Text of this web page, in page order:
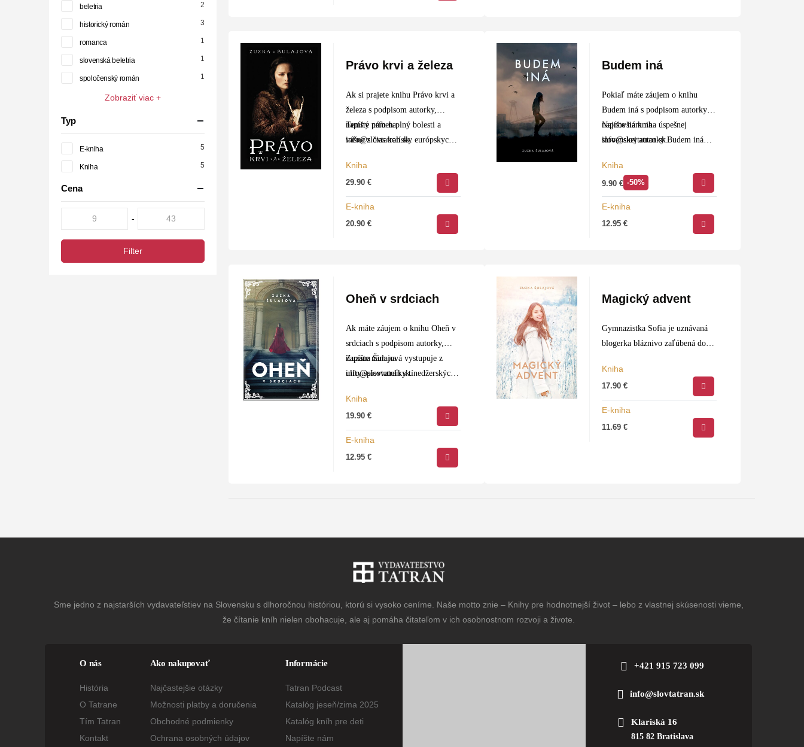
Právo krvi a železa
Ak si prajete knihu Právo krvi a
železa s podpisom autorky,
napíšte nám na
info@slovtatran.sk.
Temný príbeh plný bolesti a
vášne z čias kolísky európskych
…
Kniha
29.90€
E-kniha
20.90€
Budem iná
Pokiaľ máte záujem o knihu
Budem iná s podpisom autorky,
napíšte nám na
info@slovtatran.sk.
Najnovšia kniha úspešnej
slovenskej autorky Budem iná
petržalskej sídliskovej mládeže.
Mrazivý intenzívny príbeh…
Kniha
9.90€ -50%
E-kniha
12.95€
Oheň v srdciach
Ak máte záujem o knihu Oheň v
srdciach s podpisom autorky,
napíšte nám na
info@slovtatran.sk.
Zuzana Šulajová vystupuje z
ulity spisovateľky tínedžerských
a prepracovaným dielom pre…
Kniha
19.90€
E-kniha
12.95€
Magický advent
Gymnazistka Sofia je uznávaná
blogerka bláznivo zaľúbená do
najbližšej dôverníčke a poradkyni
Karine sa tiež nedarí zaujať idol
svojich snov. Takže obsah ich
Kniha
17.90€
E-kniha
11.69€
beletria 2
historický román 3
romanca 1
slovenská beletria 1
spoločenský román 1
Zobraziť viac +
Typ
E-kniha 5
Kniha 5
Cena
-
Filter
Sme jedno z najstarších vydavateľstiev na Slovensku s dlhoročnou históriou, ktorú si vysoko ceníme. Naše motto znie – Knihy pre hodnotnejší život – lebo z vlastnej skúsenosti vieme,
že čítanie kníh nielen obohacuje, ale aj pomáha čitateľom v ich osobnostnom rozvoji a živote.
O nás
História
O Tatrane
Tím Tatran
Kontakt
Ako nakupovať
Najčastejšie otázky
Možnosti platby a doručenia
Obchodné podmienky
Ochrana osobných údajov
Informácie
Tatran Podcast
Katalóg jeseň/zima 2025
Katalóg kníh pre deti
Napíšte nám
+421 915 723 099
info@slovtatran.sk
Klariská 16
815 82 Bratislava